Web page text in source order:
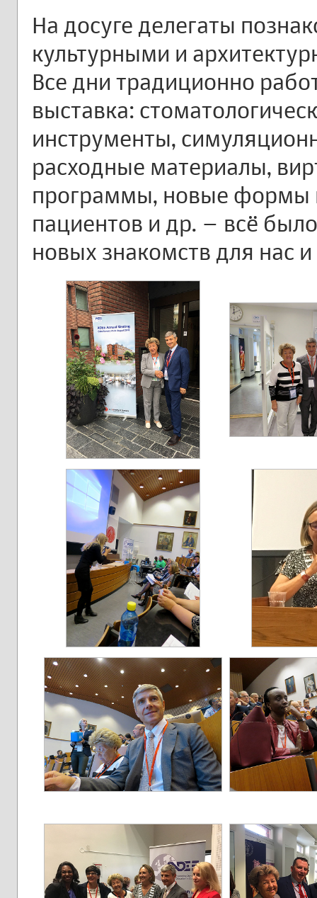
На досуге делегаты
культурными и
Все дни традиционно
выставка:
инструменты,
расходные материалы,
программы, новые формы
пациентов и др. – всё
новых знакомств для нас и